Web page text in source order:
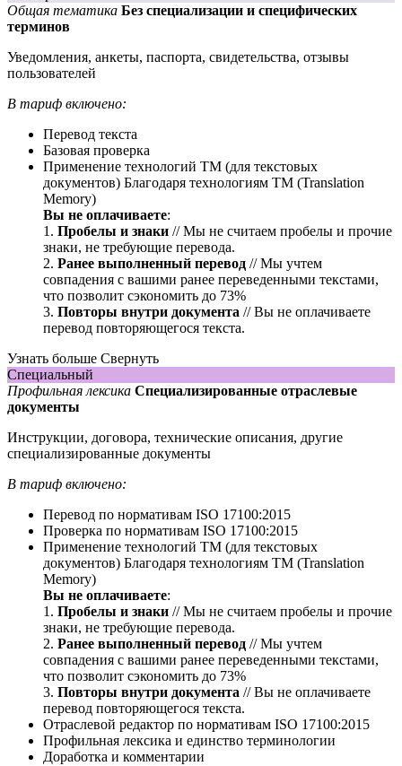
Общая тематика Без специализации и специфических
терминов
Уведомления, анкеты, паспорта, свидетельства, отзывы
пользователей
В тариф включено:
Перевод текста
Базовая проверка
Применение технологий ТМ (для текстовых
документов) Благодаря технологиям ТМ (Translation
Memory)
Вы не оплачиваете:
1. Пробелы и знаки // Мы не считаем пробелы и прочие
знаки, не требующие перевода.
2. Ранее выполненный перевод // Мы учтем
совпадения с вашими ранее переведенными текстами,
что позволит сэкономить до 73%
3. Повторы внутри документа // Вы не оплачиваете
перевод повторяющегося текста.
Узнать больше Свернуть
Специальный
Профильная лексика Специализированные отраслевые
документы
Инструкции, договора, технические описания, другие
специализированные документы
В тариф включено:
Перевод по нормативам ISO 17100:2015
Проверка по нормативам ISO 17100:2015
Применение технологий ТМ (для текстовых
документов) Благодаря технологиям ТМ (Translation
Memory)
Вы не оплачиваете:
1. Пробелы и знаки // Мы не считаем пробелы и прочие
знаки, не требующие перевода.
2. Ранее выполненный перевод // Мы учтем
совпадения с вашими ранее переведенными текстами,
что позволит сэкономить до 73%
3. Повторы внутри документа // Вы не оплачиваете
перевод повторяющегося текста.
Отраслевой редактор по нормативам ISO 17100:2015
Профильная лексика и единство терминологии
Доработка и комментарии